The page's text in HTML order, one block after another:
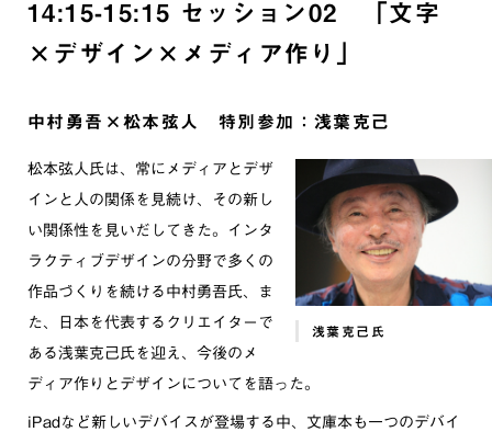
14:15-15:15 セッション02 「文字
×デザイン×メディア作り」
中村勇吾×松本弦人 特別参加：浅葉克己
浅葉克己氏
松本弦人氏は、常にメディアとデザ
インと人の関係を見続け、その新し
い関係性を見いだしてきた。インタ
ラクティブデザインの分野で多くの
作品づくりを続ける中村勇吾氏、ま
た、日本を代表するクリエイターで
ある浅葉克己氏を迎え、今後のメ
ディア作りとデザインについてを語った。
iPadなど新しいデバイスが登場する中、文庫本も一つのデバイ